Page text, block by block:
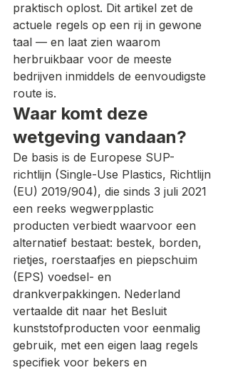
praktisch oplost. Dit artikel zet de
actuele regels op een rij in gewone
taal — en laat zien waarom
herbruikbaar voor de meeste
bedrijven inmiddels de eenvoudigste
route is.
Waar komt deze
wetgeving vandaan?
De basis is de Europese SUP-
richtlijn (Single-Use Plastics, Richtlijn
(EU) 2019/904), die sinds 3 juli 2021
een reeks wegwerpplastic
producten verbiedt waarvoor een
alternatief bestaat: bestek, borden,
rietjes, roerstaafjes en piepschuim
(EPS) voedsel- en
drankverpakkingen. Nederland
vertaalde dit naar het Besluit
kunststofproducten voor eenmalig
gebruik, met een eigen laag regels
specifiek voor bekers en